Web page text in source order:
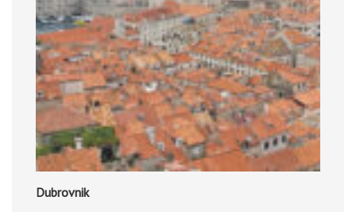
Dubrovnik